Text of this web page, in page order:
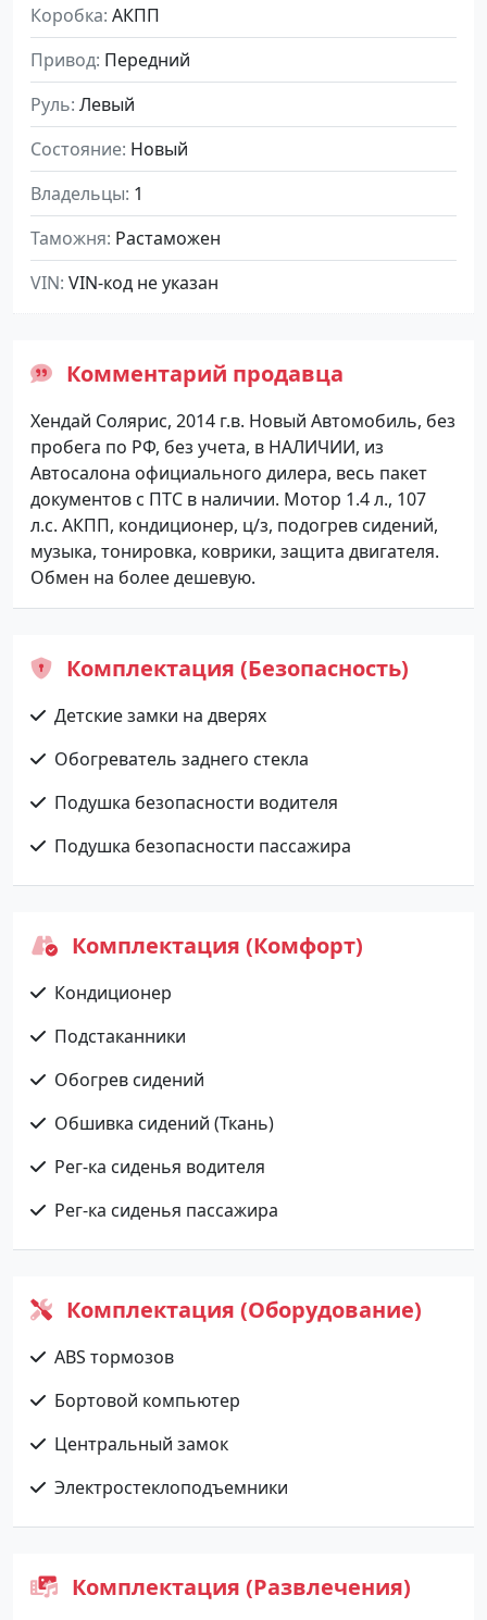
Коробка АКПП
Привод Передний
Руль Левый
Состояние Новый
Владельцы 1
Таможня Растаможен
VIN VIN-код не указан
Комментарий продавца
Хендай Солярис, 2014 г.в. Новый Автомобиль, без
пробега по РФ, без учета, в НАЛИЧИИ, из
Автосалона официального дилера, весь пакет
документов с ПТС в наличии. Мотор 1.4 л., 107
л.с. АКПП, кондиционер, ц/з, подогрев сидений,
музыка, тонировка, коврики, защита двигателя.
Обмен на более дешевую.
Комплектация (Безопасность)
Детские замки на дверях
Обогреватель заднего стекла
Подушка безопасности водителя
Подушка безопасности пассажира
Комплектация (Комфорт)
Кондиционер
Подстаканники
Обогрев сидений
Обшивка сидений (Ткань)
Рег-ка сиденья водителя
Рег-ка сиденья пассажира
Комплектация (Оборудование)
ABS тормозов
Бортовой компьютер
Центральный замок
Электростеклоподъемники
Комплектация (Развлечения)